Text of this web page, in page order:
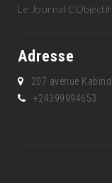
Le Journal
Adresse
207 avenue
+24399994653